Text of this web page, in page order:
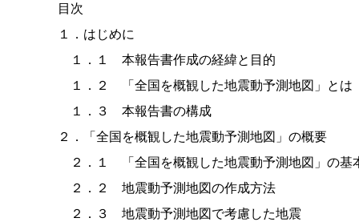
目次
１．はじめに
１．１　本報告書作成の経緯と目的
１．２　「全国を概観した地震動予測地図」とは
１．３　本報告書の構成
２．「全国を概観した地震動予測地図」の概要
２．１　「全国を概観した地震動予測地図」の基
２．２　地震動予測地図の作成方法
２．３　地震動予測地図で考慮した地震